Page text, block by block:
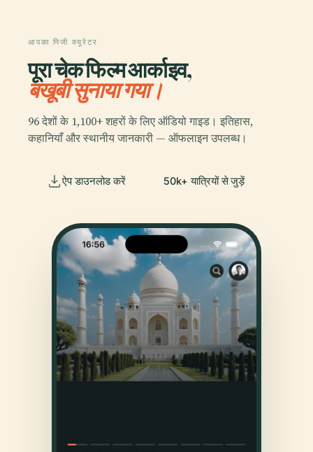
आपका निजी क्यूरेटर
पूरा चेक फिल्म आर्काइव,
बखूबी सुनाया गया।
96 देशों के 1,100+ शहरों के लिए ऑडियो गाइड। इतिहास,
कहानियाँ और स्थानीय जानकारी — ऑफलाइन उपलब्ध।
ऐप डाउनलोड करें 50k+ यात्रियों से जुड़ें